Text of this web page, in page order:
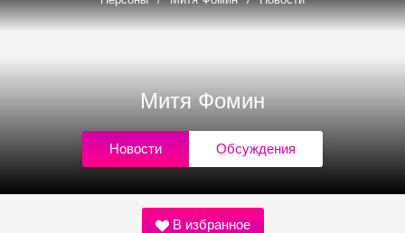
Митя Фомин
Новости Обсуждения
В избранное